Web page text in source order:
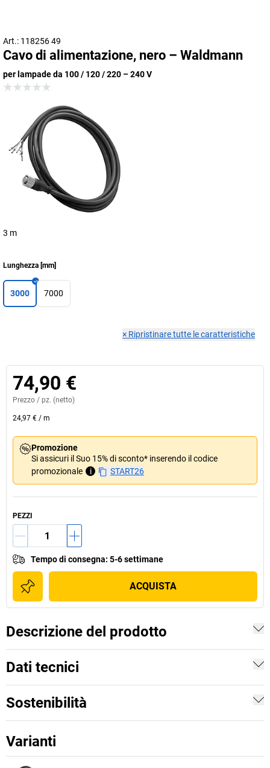
Art.: 118256 49
Cavo di alimentazione, nero – Waldmann
per lampade da 100 / 120 / 220 – 240 V
3 m
Lunghezza [mm]
3000 7000
× Ripristinare tutte le caratteristiche
74,90 €
Prezzo / pz. (netto)
24,97 € / m
Promozione
Si assicuri il Suo 15% di sconto* inserendo il codice
promozionale
i START26
PEZZI
Tempo di consegna: 5-6 settimane
ACQUISTA
Descrizione del prodotto
Dati tecnici
Sostenibilità
Varianti